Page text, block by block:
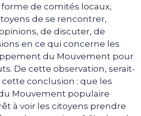
de comités locaux,
de se rencontrer,
de discuter, de
en ce qui concerne les
du Mouvement pour
De cette observation, serait-
cette conclusion : que les
Mouvement populaire
à voir les citoyens prendre